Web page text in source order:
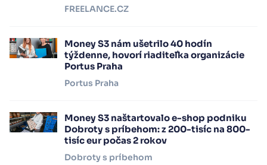
FREELANCE.CZ
Money S3 nám ušetrilo 40 hodín
týždenne, hovorí riaditeľka organizácie
Portus Praha
Portus Praha
Money S3 naštartovalo e-shop podniku
Dobroty s príbehom: z 200-tisíc na 800-
tisíc eur počas 2 rokov
Dobroty s príbehom